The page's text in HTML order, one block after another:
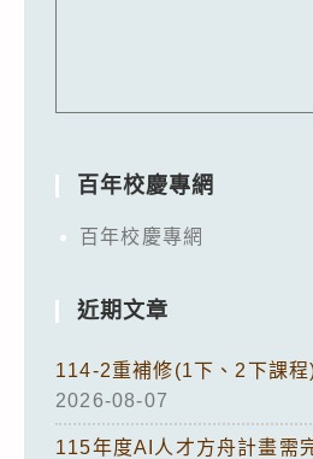
百年校慶專網
百年校慶專網
近期文章
114-2重補修(1下、2下課
2026-08-07
115年度AI人才方舟計畫需